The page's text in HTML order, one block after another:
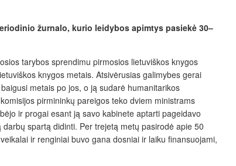
žurnalo, kurio leidybos apimtys pasiekė 30–
tarybos sprendimu pirmosios lietuviškos knygos
knygos metais. Atsivėrusias galimybes gerai
metais po jos, o ją sudarė humanitarikos
pirmininkų pareigos teko dviem ministrams
ir progai esant ją savo kabinete aptarti pageidavo
spartą didinti. Per trejetą metų pasirodė apie 50
ir renginiai buvo gana dosniai ir laiku finansuojami,